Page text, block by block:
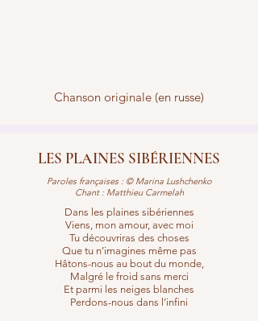
Chanson originale (en russe)
LES PLAINES SIBÉRIENNES
Paroles françaises : © Marina Lushchenko
Chant : Matthieu Carmelah
Dans les plaines sibériennes
Viens, mon amour, avec moi
Tu découvriras des choses
Que tu n’imagines même pas
Hâtons-nous au bout du monde,
Malgré le froid sans merci
Et parmi les neiges blanches
Perdons-nous dans l’infini